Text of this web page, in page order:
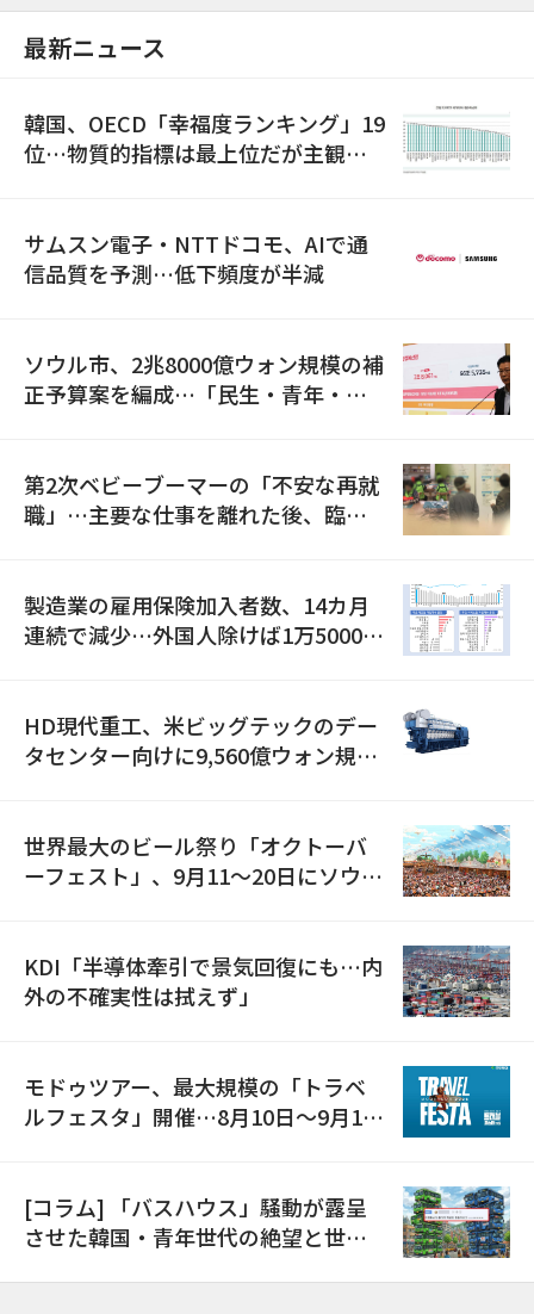
最新ニュース
韓国、OECD「幸福度ランキング」19
位…物質的指標は最上位だが主観的
サムスン電子・NTTドコモ、AIで通
信品質を予測…低下頻度が半減
ソウル市、2兆8000億ウォン規模の補
正予算案を編成…「民生・青年・安
第2次ベビーブーマーの「不安な再就
職」…主要な仕事を離れた後、臨時
製造業の雇用保険加入者数、14カ月
連続で減少…外国人除けば1万5000人
HD現代重工、米ビッグテックのデー
タセンター向けに9,560億ウォン規模
世界最大のビール祭り「オクトーバ
ーフェスト」、9月11〜20日にソウル
KDI「半導体牽引で景気回復にも…内
外の不確実性は拭えず」
モドゥツアー、最大規模の「トラベ
ルフェスタ」開催…8月10日～9月11
[コラム] 「バスハウス」騒動が露呈
させた韓国・青年世代の絶望と世代